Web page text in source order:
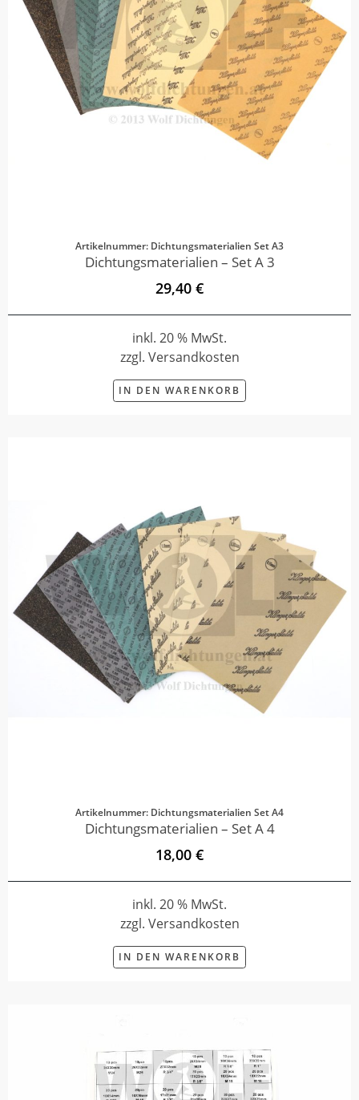
Artikelnummer: Dichtungsmaterialien Set A3
Dichtungsmaterialien – Set A 3
29,40 €
inkl. 20 % MwSt.
zzgl. Versandkosten
IN DEN WARENKORB
Artikelnummer: Dichtungsmaterialien Set A4
Dichtungsmaterialien – Set A 4
18,00 €
inkl. 20 % MwSt.
zzgl. Versandkosten
IN DEN WARENKORB